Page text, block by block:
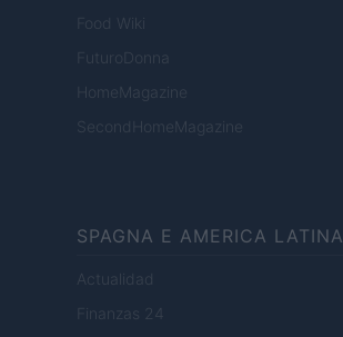
Food Wiki
FuturoDonna
HomeMagazine
SecondHomeMagazine
SPAGNA E AMERICA LATINA
Actualidad
Finanzas 24